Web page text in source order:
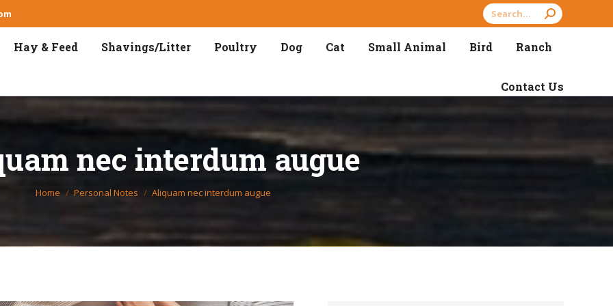
Search:
Hay & Feed Shavings/Litter Poultry Dog Cat Small Animal Bird Ranch
Contact Us
nec interdum augue
You are here:
Home Personal Notes Aliquam nec interdum augue